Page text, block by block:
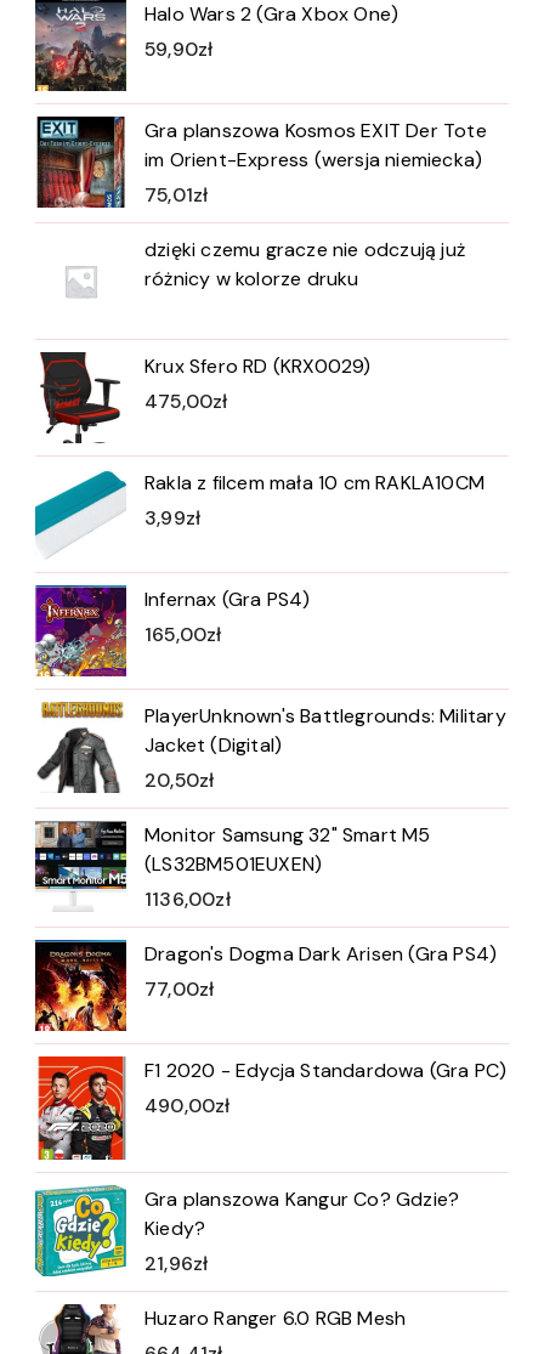
Halo Wars 2 (Gra Xbox One)
59,90zł
Gra planszowa Kosmos EXIT Der Tote
im Orient-Express (wersja niemiecka)
75,01zł
dzięki czemu gracze nie odczują już
różnicy w kolorze druku
Krux Sfero RD (KRX0029)
475,00zł
Rakla z filcem mała 10 cm RAKLA10CM
3,99zł
Infernax (Gra PS4)
165,00zł
PlayerUnknown's Battlegrounds: Military
Jacket (Digital)
20,50zł
Monitor Samsung 32" Smart M5
(LS32BM501EUXEN)
1136,00zł
Dragon's Dogma Dark Arisen (Gra PS4)
77,00zł
F1 2020 - Edycja Standardowa (Gra PC)
490,00zł
Gra planszowa Kangur Co? Gdzie?
Kiedy?
21,96zł
Huzaro Ranger 6.0 RGB Mesh